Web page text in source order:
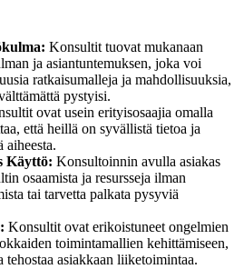
Konsultit tuovat mukanaan
ja asiantuntemuksen, joka voi
ratkaisumalleja ja mahdollisuuksia,
pystyisi.
ovat usein erityisosaajia omalla
että heillä on syvällistä tietoa ja
aiheesta.
Käyttö: Konsultoinnin avulla asiakas
osaamista ja resursseja ilman
tai tarvetta palkata pysyviä
Konsultit ovat erikoistuneet ongelmien
toimintamallien kehittämiseen,
tehostaa asiakkaan liiketoimintaa.